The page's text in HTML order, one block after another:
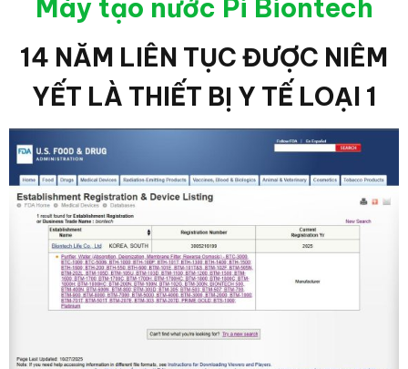
Máy tạo nước Pi Biontech
14 NĂM LIÊN TỤC ĐƯỢC NIÊM
YẾT LÀ THIẾT BỊ Y TẾ LOẠI 1